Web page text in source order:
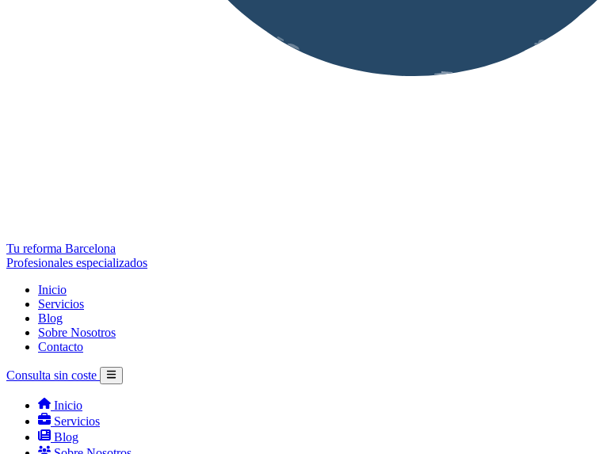
Tu reforma Barcelona
Profesionales especializados
Inicio
Servicios
Blog
Sobre Nosotros
Contacto
Consulta sin coste
Inicio
Servicios
Blog